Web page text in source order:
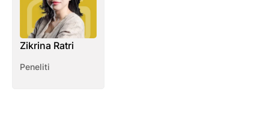
Zikrina Ratri
Peneliti